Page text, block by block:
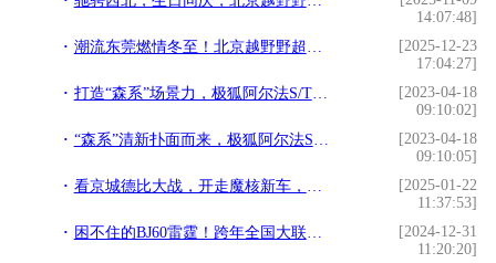
14:07:48]
潮流东莞燃情冬至！北京越野野超东莞站BJ40燃油硬核实力圈粉
[2025-12-23
17:04:27]
打造“森系”场景力，极狐阿尔法S/T森林版首发亮相
[2023-04-18
09:10:02]
“森系”清新扑面而来，极狐阿尔法S/T森林版上海车展亮相
[2023-04-18
09:10:05]
看京城德比大战，开走魔核新车，北京汽车品牌之夜粉丝赢麻了！
[2025-01-22
11:37:53]
困不住的BJ60雷霆！跨年全国大联考，魔核电驱“猛”闯年关！
[2024-12-31
11:20:20]